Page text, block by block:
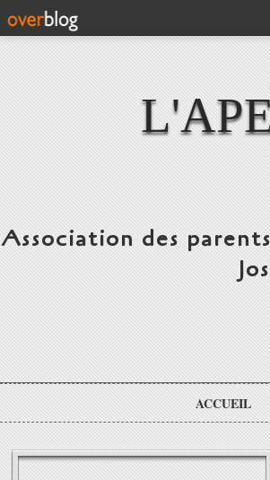
Association des
ACCUEIL